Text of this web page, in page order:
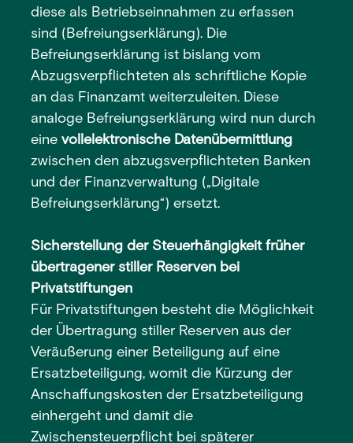
diese als Betriebseinnahmen zu erfassen
sind (Befreiungserklärung). Die
Befreiungserklärung ist bislang vom
Abzugsverpflichteten als schriftliche Kopie
an das Finanzamt weiterzuleiten. Diese
analoge Befreiungserklärung wird nun durch
einevollelektronische Datenübermittlung
zwischen den abzugsverpflichteten Banken
und der Finanzverwaltung („Digitale
Befreiungserklärung“) ersetzt.
Sicherstellung der Steuerhängigkeit früher
übertragener stiller Reserven bei
Privatstiftungen
Für Privatstiftungen besteht die Möglichkeit
der Übertragung stiller Reserven aus der
Veräußerung einer Beteiligung auf eine
Ersatzbeteiligung, womit die Kürzung der
Anschaffungskosten der Ersatzbeteiligung
einhergeht und damit die
Zwischensteuerpflicht bei späterer